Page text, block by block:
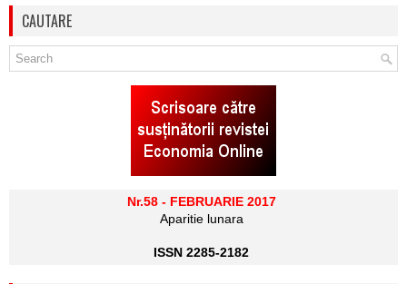
CAUTARE
Nr.58 - FEBRUARIE 2017
Aparitie lunara
ISSN 2285-2182